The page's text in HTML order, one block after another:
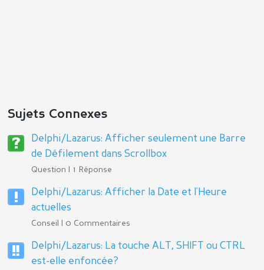
Sujets Connexes
Delphi/Lazarus: Afficher seulement une Barre
de Défilement dans Scrollbox
Question | 1 Réponse
Delphi/Lazarus: Afficher la Date et l'Heure
actuelles
Conseil | 0 Commentaires
Delphi/Lazarus: La touche ALT, SHIFT ou CTRL
est-elle enfoncée?